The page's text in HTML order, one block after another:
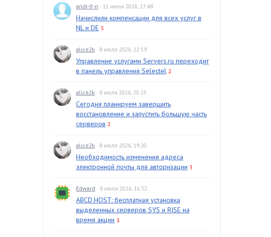
andr-0-n · 11 июля 2026, 17:48
Начислили компенсации для всех услуг в
NL и DE 3
alice2k · 8 июля 2026, 22:59
Управление услугами Servers.ru переходит
в панель управления Selectel 2
alice2k · 8 июля 2026, 20:25
Сегодня планируем завершить
восстановление и запустить большую часть
серверов 2
alice2k · 8 июля 2026, 19:20
Необходимость изменения адреса
электронной почты для авторизации 3
Edward · 8 июля 2026, 16:32
ABCD.HOST: бесплатная установка
выделенных серверов SYS и RISE на
время акции 1